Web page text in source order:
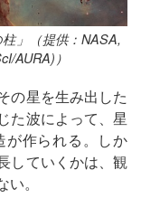
」（提供：NASA,
AURA)）
の星を生み出した
た波によって、星
が作られる。しか
していくかは、観
。